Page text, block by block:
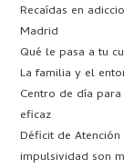
Recaídas en
Madrid
Qué le pasa a tu
La familia y el
Centro de día
eficaz
Déficit de
impulsividad son